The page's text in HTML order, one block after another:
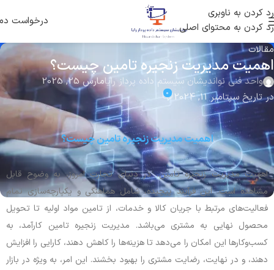
رد کردن به ناوبری
رد کردن به محتوای اصلی
درخواست
مقالات
اهمیت مدیریت زنجیره تامین چیست؟
واحد فنی نواندیشان سیستم داده پرداز رایامارس 25, 2025
در تاریخ سپتامبر 11, 2024
0
اهمیت مدیریت زنجیره تامین چیست؟
اهمیت مدیریت زنجیره تامین، در دنیای تجارت امروز، به وضوح قابل
مشاهده است. این فرآیند پیچیده، شامل هماهنگی و یکپارچه‌سازی تمام
فعالیت‌های مرتبط با جریان کالا و خدمات، از تامین مواد اولیه تا تحویل
محصول نهایی به مشتری می‌باشد. مدیریت زنجیره تامین کارآمد، به
کسب‌وکارها این امکان را می‌دهد تا هزینه‌ها را کاهش دهند، کارایی را افزایش
دهند، و در نهایت، رضایت مشتری را بهبود بخشند. این امر، به ویژه در بازار